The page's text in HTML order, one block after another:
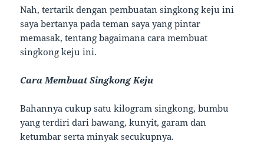
Nah, tertarik dengan pembuatan singkong keju ini
saya bertanya pada teman saya yang pintar
memasak, tentang bagaimana cara membuat
singkong keju ini.
Cara Membuat Singkong Keju
Bahannya cukup satu kilogram singkong, bumbu
yang terdiri dari bawang, kunyit, garam dan
ketumbar serta minyak secukupnya.